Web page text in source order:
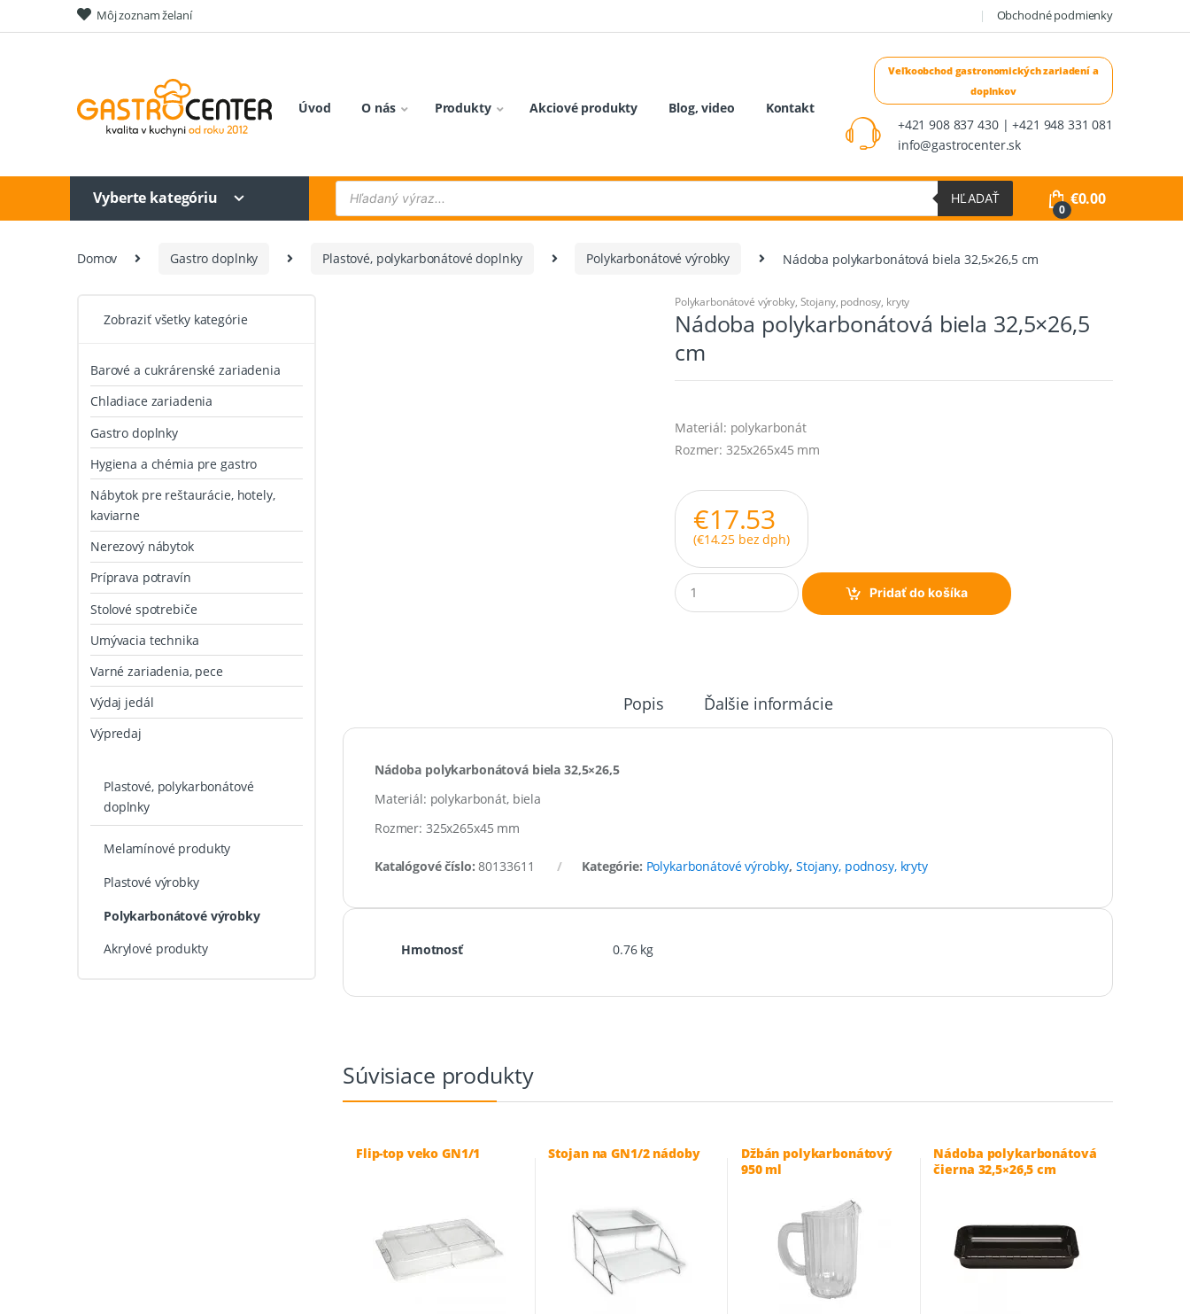
to
to
Môj zoznam želaní Obchodné podmienky
Úvod O nás Produkty Akciové produkty Blog, video
Kontakt
+421 908 837 430 | +421 948 331 081
info@gastrocenter.sk
Vyberte kategóriu
Products
search
HĽADAŤ
0
€0.00
Domov Gastro doplnky Plastové, polykarbonátové doplnky Polykarbonátové výrobky Nádoba polykarbonátová biela 32,5×26,5 cm
Polykarbonátové výrobky, Stojany, podnosy, kryty
Nádoba polykarbonátová biela 32,5×26,5
cm
Materiál: polykarbonát
Rozmer: 325x265x45 mm
€17.53
(€14.25 bez dph)
Q
u
Pridať do košíka
Popis Ďalšie informácie
Nádoba polykarbonátová biela 32,5×26,5
Materiál: polykarbonát, biela
Rozmer: 325x265x45 mm
Katalógové číslo:80133611 Kategórie: Polykarbonátové výrobky,Stojany, podnosy, kryty
Hmotnosť 0.76 kg
Súvisiace produkty
Flip-top veko GN1/1 Stojan na GN1/2 nádoby
Džbán polykarbonátový
950 ml
Nádoba polykarbonátová
čierna 32,5×26,5 cm
Zobraziť všetky kategórie
Barové a cukrárenské zariadenia
Chladiace zariadenia
Gastro doplnky
Hygiena a chémia pre gastro
Nábytok pre reštaurácie, hotely,
kaviarne
Nerezový nábytok
Príprava potravín
Stolové spotrebiče
Umývacia technika
Varné zariadenia, pece
Výdaj jedál
Výpredaj
Plastové, polykarbonátové
doplnky
Melamínové produkty
Plastové výrobky
Polykarbonátové výrobky
Akrylové produkty